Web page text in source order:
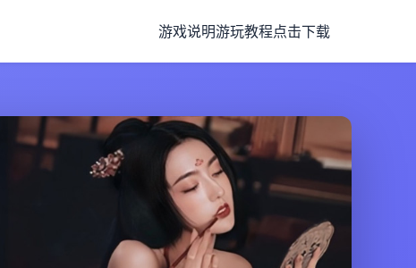
游戏说明游玩教程点击下载